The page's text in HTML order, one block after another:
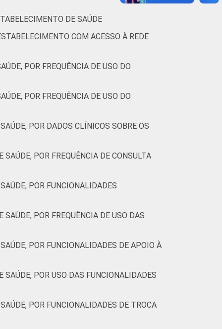
Dados coletados entre setembro de
DE SAÚDE
COM ACESSO À REDE
POR FREQUÊNCIA DE USO DO
POR FREQUÊNCIA DE USO DO
POR DADOS CLÍNICOS SOBRE OS
POR FREQUÊNCIA DE CONSULTA
POR FUNCIONALIDADES
POR FREQUÊNCIA DE USO DAS
POR FUNCIONALIDADES DE APOIO À
POR USO DAS FUNCIONALIDADES
POR FUNCIONALIDADES DE TROCA